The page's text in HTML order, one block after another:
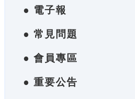
● 電子報
● 常見問題
● 會員專區
● 重要公告